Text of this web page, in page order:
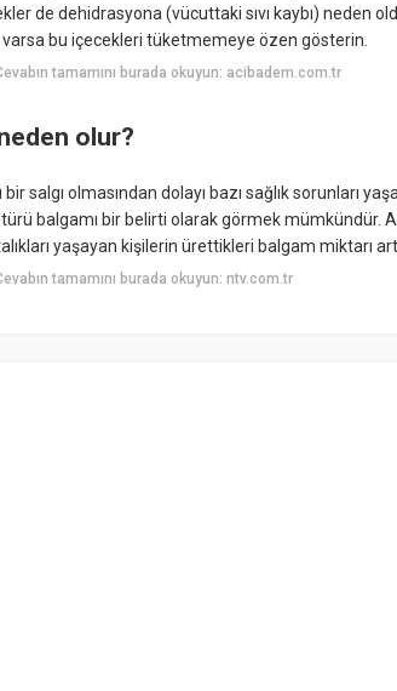
de dehidrasyona (vücuttaki sıvı kaybı) neden
bu içecekleri tüketmemeye özen gösterin.
tamamını burada okuyun: acibadem.com.tr
olur?
salgı olmasından dolayı bazı sağlık sorunları
balgamı bir belirti olarak görmek mümkündür.
yaşayan kişilerin ürettikleri balgam miktarı
tamamını burada okuyun: ntv.com.tr